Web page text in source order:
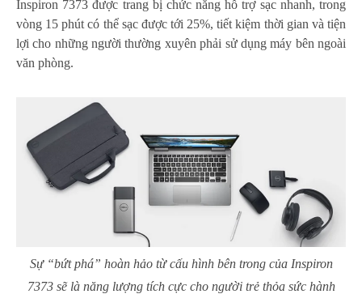
Inspiron 7373 được trang bị chức năng hỗ trợ sạc nhanh, trong
vòng 15 phút có thể sạc được tới 25%, tiết kiệm thời gian và tiện
lợi cho những người thường xuyên phải sử dụng máy bên ngoài
văn phòng.
Sự “bứt phá” hoàn hảo từ cấu hình bên trong của Inspiron
7373 sẽ là năng lượng tích cực cho người trẻ thỏa sức hành